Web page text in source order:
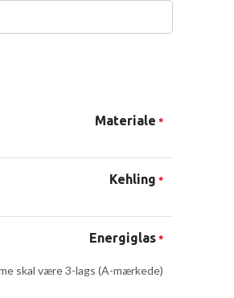
Materiale *
Kehling *
Energiglas *
skal være 3-lags (A-mærkede)